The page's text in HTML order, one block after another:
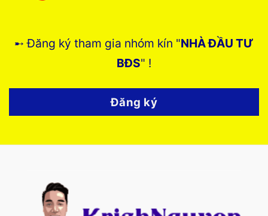
➸ Đăng ký tham gia nhóm kín "NHÀ ĐẦU TƯ
BĐS" !
Đăng ký